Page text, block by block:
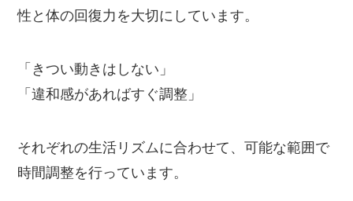
性と体の回復力を大切にしています。
「きつい動きはしない」
「違和感があればすぐ調整」
それぞれの生活リズムに合わせて、可能な範囲で
時間調整を行っています。